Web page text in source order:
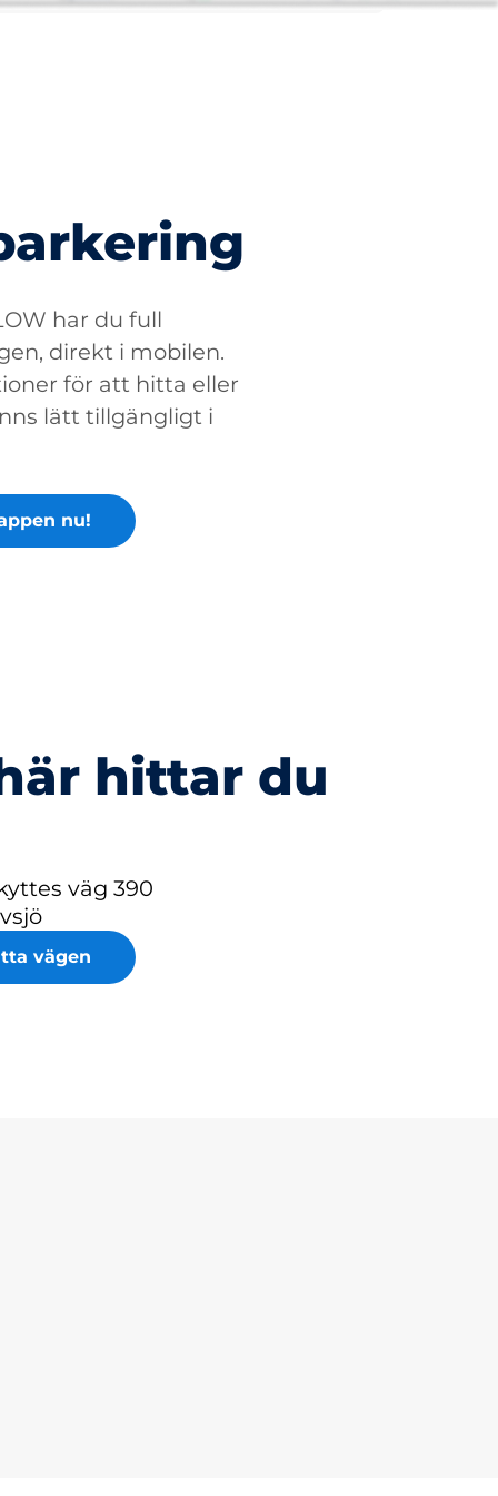
har du full
direkt i mobilen.
för att hitta eller
lätt tillgängligt i
nu!
hittar du
väg 390
vägen